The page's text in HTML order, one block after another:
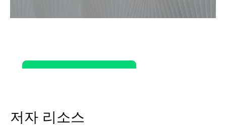
저자 리소스